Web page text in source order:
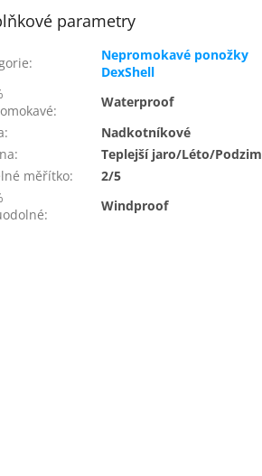
parametry
:
Nepromokavé ponožky
DexShell
:
Waterproof
:
Nadkotníkové
:
Teplejší jaro/Léto/Podzim
měřítko:
2/5
:
Windproof